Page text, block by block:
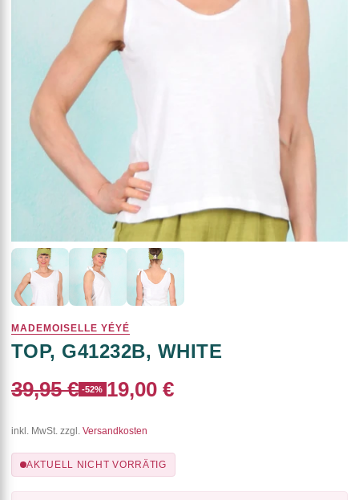
MADEMOISELLE YÉYÉ
TOP, G41232B, WHITE
39,95 € -52% 19,00 €
inkl. MwSt. zzgl. Versandkosten
AKTUELL NICHT VORRÄTIG